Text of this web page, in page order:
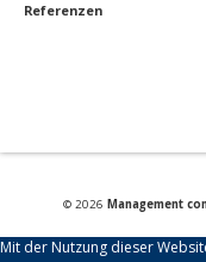
Referenzen
© 2026 Management
Mit der Nutzung dieser